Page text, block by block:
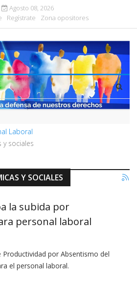
Agosto 08, 2026
Regístrate Zona opositores
Laboral
y sociales
Y SOCIALES
la subida por
personal laboral
por Absentismo del
el personal laboral.